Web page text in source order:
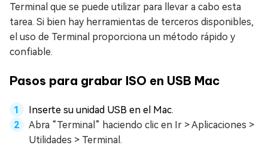
Terminal que se puede utilizar para llevar a cabo esta
tarea. Si bien hay herramientas de terceros disponibles,
el uso de Terminal proporciona un método rápido y
confiable.
Pasos para grabar ISO en USB Mac
Inserte su unidad USB en el Mac.
Abra “Terminal” haciendo clic en Ir > Aplicaciones >
Utilidades > Terminal.